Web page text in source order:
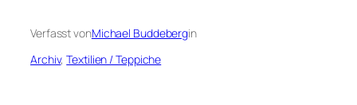
Verfasst vonMichael Buddebergin
Archiv, Textilien / Teppiche